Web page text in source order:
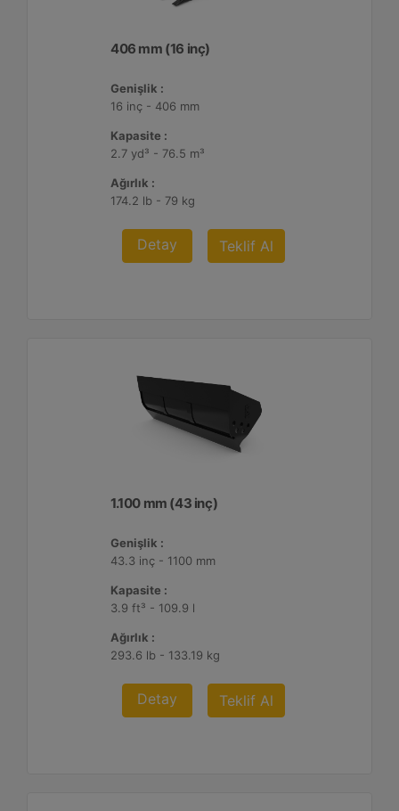
406 mm (16 inç)
Genişlik :
16 inç - 406 mm
Kapasite :
2.7 yd³ - 76.5 m³
Ağırlık :
174.2 lb - 79 kg
Detay Teklif Al
1.100 mm (43 inç)
Genişlik :
43.3 inç - 1100 mm
Kapasite :
3.9 ft³ - 109.9 l
Ağırlık :
293.6 lb - 133.19 kg
Detay Teklif Al